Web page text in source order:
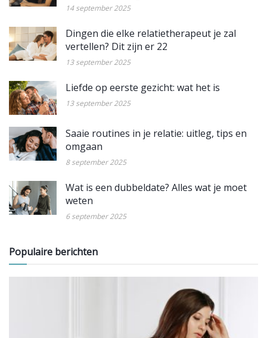
14 september 2025
Dingen die elke relatietherapeut je zal
vertellen? Dit zijn er 22
13 september 2025
Liefde op eerste gezicht: wat het is
13 september 2025
Saaie routines in je relatie: uitleg, tips en
omgaan
8 september 2025
Wat is een dubbeldate? Alles wat je moet
weten
6 september 2025
Populaire berichten